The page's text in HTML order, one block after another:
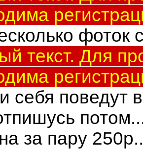
фоток
текст. Для
себя поведут
за пару